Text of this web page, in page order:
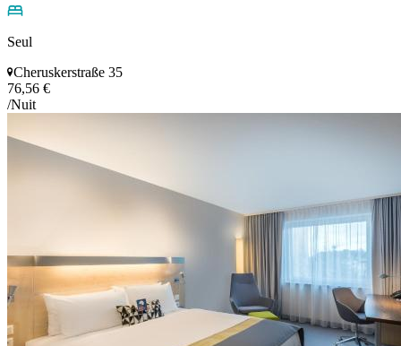
Seul
Cheruskerstraße 35
76,56 €
/Nuit